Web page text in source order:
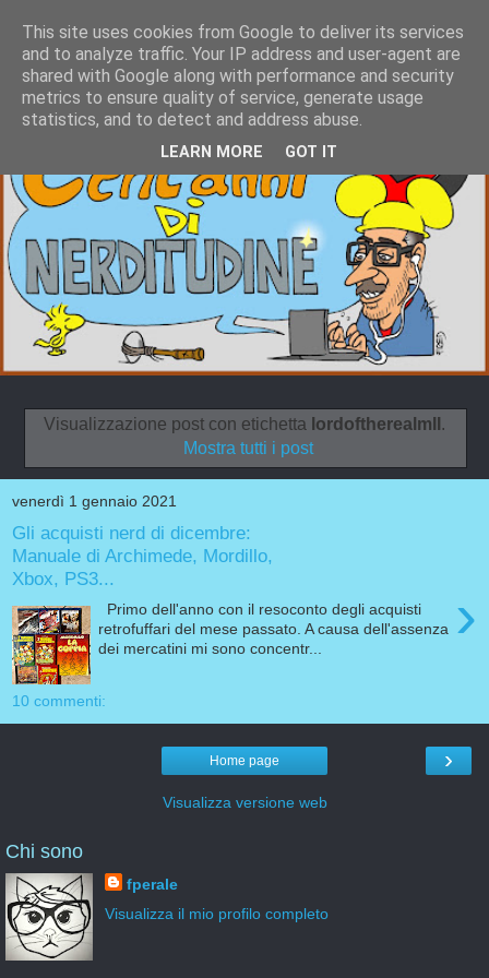
Visualizzazione post con etichetta lordoftherealmII .
Mostra tutti i post
venerdì 1 gennaio 2021
Gli acquisti nerd di dicembre:
Manuale di Archimede, Mordillo,
Xbox, PS3...
›
Primo dell'anno con il resoconto degli acquisti
retrofuffari del mese passato. A causa dell'assenza
dei mercatini mi sono concentr...
10 commenti:
›
Home page
Visualizza versione web
Chi sono
fperale
Visualizza il mio profilo completo
This site uses cookies from Google to deliver its services
and to analyze traffic. Your IP address and user-agent are
shared with Google along with performance and security
metrics to ensure quality of service, generate usage
statistics, and to detect and address abuse.
LEARN MORE GOT IT